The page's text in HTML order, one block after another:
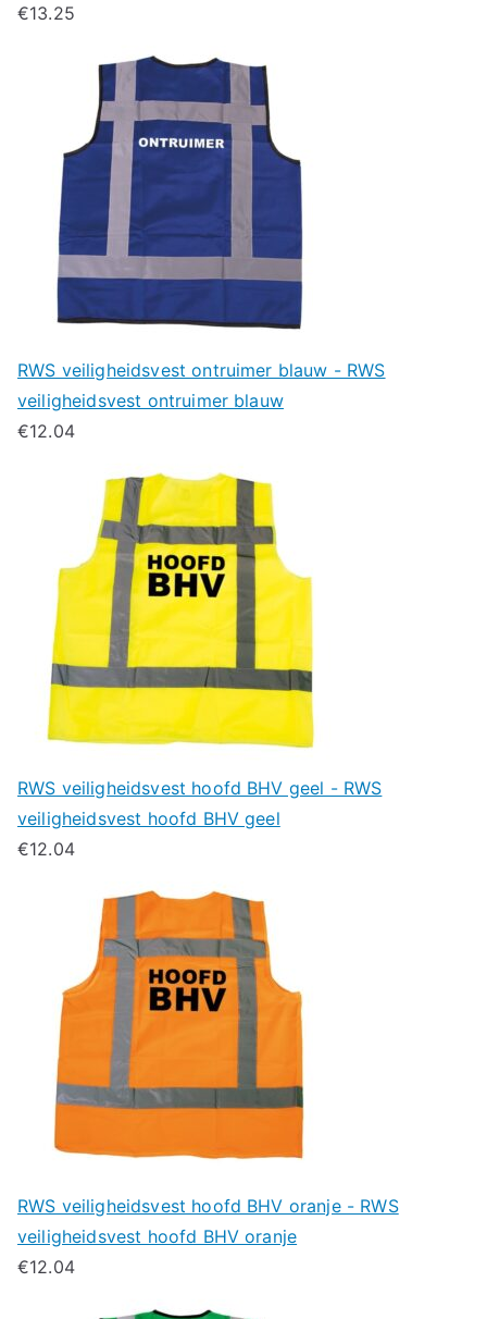
€13.25
RWS veiligheidsvest ontruimer blauw - RWS
veiligheidsvest ontruimer blauw
€12.04
RWS veiligheidsvest hoofd BHV geel - RWS
veiligheidsvest hoofd BHV geel
€12.04
RWS veiligheidsvest hoofd BHV oranje - RWS
veiligheidsvest hoofd BHV oranje
€12.04